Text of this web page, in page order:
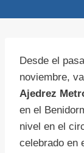
Desde el
noviembre,
Ajedrez
en el
nivel en el
celebrado en